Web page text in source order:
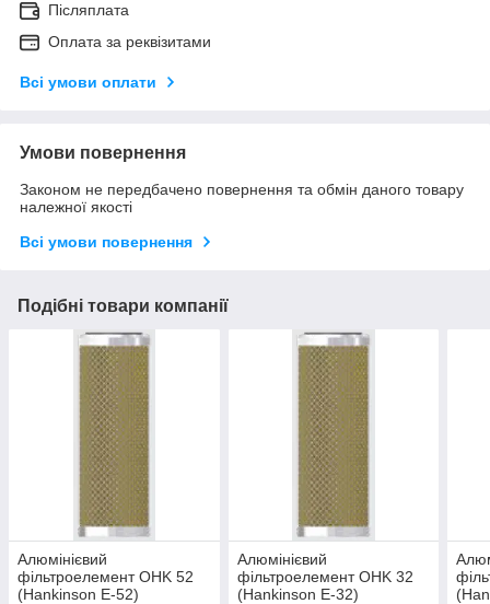
Післяплата
Оплата за реквізитами
Всі умови оплати
Умови повернення
Законом не передбачено повернення та обмін даного товару
належної якості
Всі умови повернення
Подібні товари компанії
Алюмінієвий
фільтроелемент OHK 52
(Hankinson E-52)
Алюмінієвий
фільтроелемент OHK 32
(Hankinson E-32)